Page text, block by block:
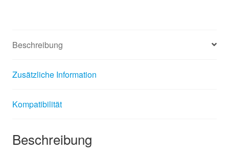
Beschreibung
Zusätzliche Information
Kompatibilität
Beschreibung